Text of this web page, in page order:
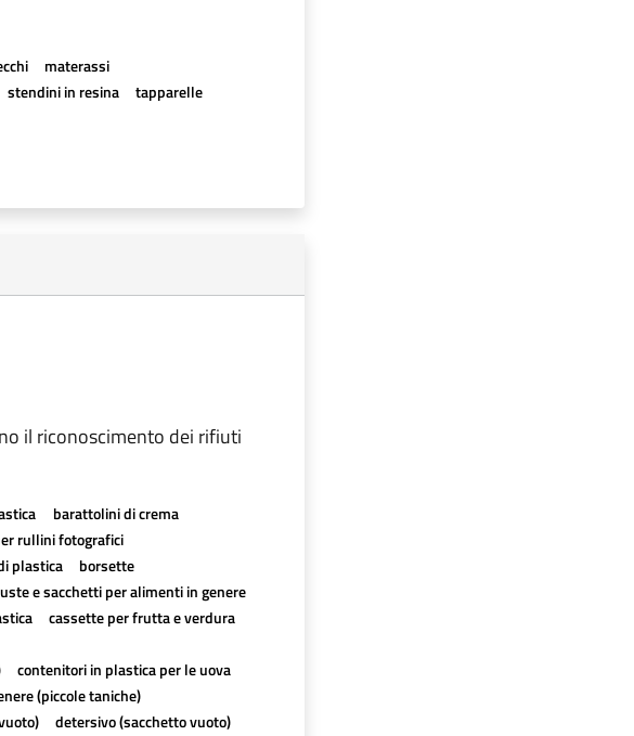
materassi
stendini in resina
tapparelle
il riconoscimento dei rifiuti
barattolini di crema
rullini fotografici
plastica
borsette
e sacchetti per alimenti in genere
cassette per frutta e verdura
contenitori in plastica per le uova
(piccole taniche)
detersivo (sacchetto vuoto)